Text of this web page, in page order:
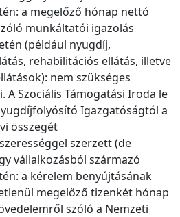
a megelőző hónap nettó
munkáltatói igazolás
(például nyugdíj,
rehabilitációs ellátás, illetve
nem szükséges
A Szociális Támogatási Iroda le
Igazgatóságtól a
összegét
szerzett (de
vállalkozásból származó
a kérelem benyújtásának
megelőző tizenkét hónap
szóló a Nemzeti